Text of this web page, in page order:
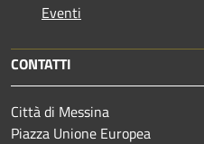
Eventi
CONTATTI
Città di Messina
Piazza Unione Europea